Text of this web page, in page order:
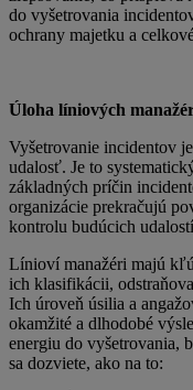
do vyšetrovania
ochrany majetku a
Úloha líniových
Vyšetrovanie incidentov
udalosť. Je to
základných príčin
organizácie prekračujú
kontrolu budúcich
Línioví manažéri majú
ich klasifikácii,
Ich úroveň úsilia a
okamžité a dlhodobé
energiu do vyšetrovania,
sa dozviete, ako na to: